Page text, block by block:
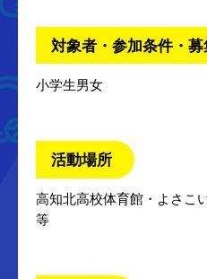
対象者・参加条件・募
小学生男女
活動場所
高知北高校体育館・よさこ
等